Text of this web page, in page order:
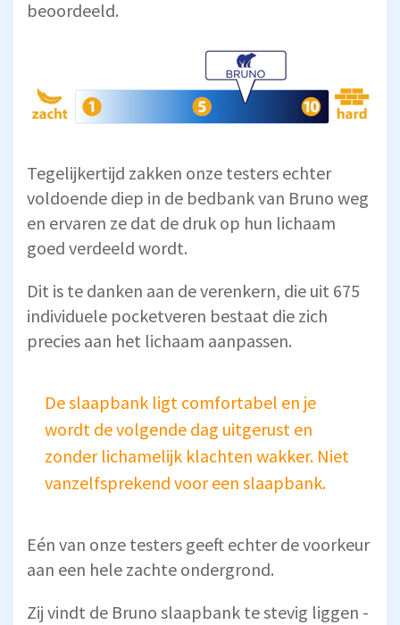
beoordeeld.
Tegelijkertijd zakken onze testers echter
voldoende diep in de bedbank van Bruno weg
en ervaren ze dat de druk op hun lichaam
goed verdeeld wordt.
Dit is te danken aan de verenkern, die uit 675
individuele pocketveren bestaat die zich
precies aan het lichaam aanpassen.
De slaapbank ligt comfortabel en je
wordt de volgende dag uitgerust en
zonder lichamelijk klachten wakker. Niet
vanzelfsprekend voor een slaapbank.
Eén van onze testers geeft echter de voorkeur
aan een hele zachte ondergrond.
Zij vindt de Bruno slaapbank te stevig liggen -